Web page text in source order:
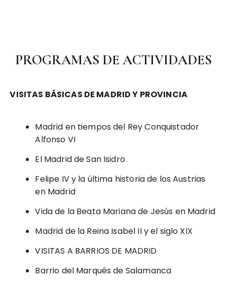
PROGRAMAS DE ACTIVIDADES
VISITAS BÁSICAS DE MADRID Y PROVINCIA
Madrid en tiempos del Rey Conquistador
Alfonso VI
El Madrid de San Isidro
Felipe IV y la última historia de los Austrias
en Madrid
Vida de la Beata Mariana de Jesús en Madrid
Madrid de la Reina Isabel II y el siglo XIX
VISITAS A BARRIOS DE MADRID
Barrio del Marqués de Salamanca